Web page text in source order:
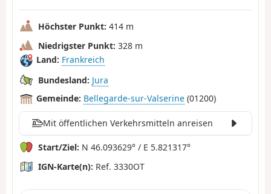
Höchster Punkt: 414 m
Niedrigster Punkt: 328 m
Land: Frankreich
Bundesland: Jura
Gemeinde: Bellegarde-sur-Valserine (01200)
Mit öffentlichen Verkehrsmitteln anreisen
Start/Ziel: N 46.093629° / E 5.821317°
IGN-Karte(n): Ref. 3330OT